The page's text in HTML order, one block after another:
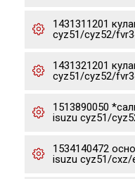
1431311201
cyz51/cyz52/
1431321201
cyz51/cyz52/
1513890050
isuzu cyz51/
1534140472
isuzu cyz51/cxz/